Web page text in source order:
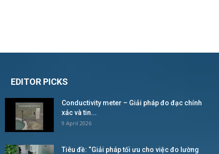
EDITOR PICKS
Conductivity meter – Giải pháp đo đạc chính
xác và tin...
9 April 2026
Tiêu đề: “Giải pháp tối ưu cho việc đo lường